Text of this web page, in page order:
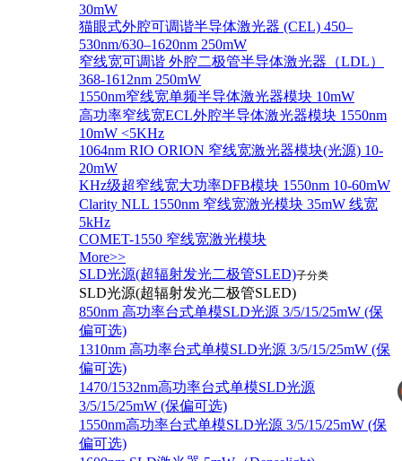
30mW
猫眼式外腔可调谐半导体激光器 (CEL) 450–
530nm/630–1620nm 250mW
窄线宽可调谐 外腔二极管半导体激光器（LDL）
368-1612nm 250mW
1550nm窄线宽单频半导体激光器模块 10mW
高功率窄线宽ECL外腔半导体激光器模块 1550nm
10mW <5KHz
1064nm RIO ORION 窄线宽激光器模块(光源) 10-
20mW
KHz级超窄线宽大功率DFB模块 1550nm 10-60mW
Clarity NLL 1550nm 窄线宽激光模块 35mW 线宽
5kHz
COMET-1550 窄线宽激光模块
More>>
SLD光源(超辐射发光二极管SLED)子分类
SLD光源(超辐射发光二极管SLED)
850nm 高功率台式单模SLD光源 3/5/15/25mW (保
偏可选)
1310nm 高功率台式单模SLD光源 3/5/15/25mW (保
偏可选)
1470/1532nm高功率台式单模SLD光源
3/5/15/25mW (保偏可选)
1550nm高功率台式单模SLD光源 3/5/15/25mW (保
偏可选)